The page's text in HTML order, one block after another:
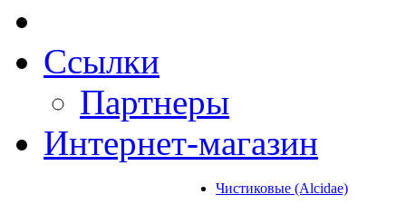
Ссылки
Партнеры
Интернет-магазин
Чистиковые (Alcidae)